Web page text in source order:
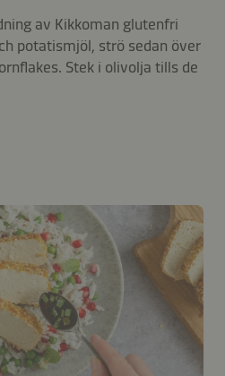
av Kikkoman glutenfri
potatismjöl, strö sedan över
Stek i olivolja tills de